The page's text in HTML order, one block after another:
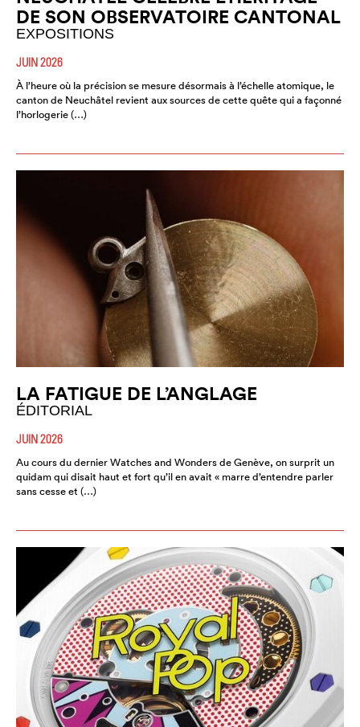
DE SON OBSERVATOIRE CANTONAL
EXPOSITIONS
JUIN 2026
À l’heure où la précision se mesure désormais à l’échelle atomique, le
canton de Neuchâtel revient aux sources de cette quête qui a façonné
l’horlogerie (…)
LA FATIGUE DE L’ANGLAGE
ÉDITORIAL
JUIN 2026
Au cours du dernier Watches and Wonders de Genève, on surprit un
quidam qui disait haut et fort qu’il en avait « marre d’entendre parler
sans cesse et (…)